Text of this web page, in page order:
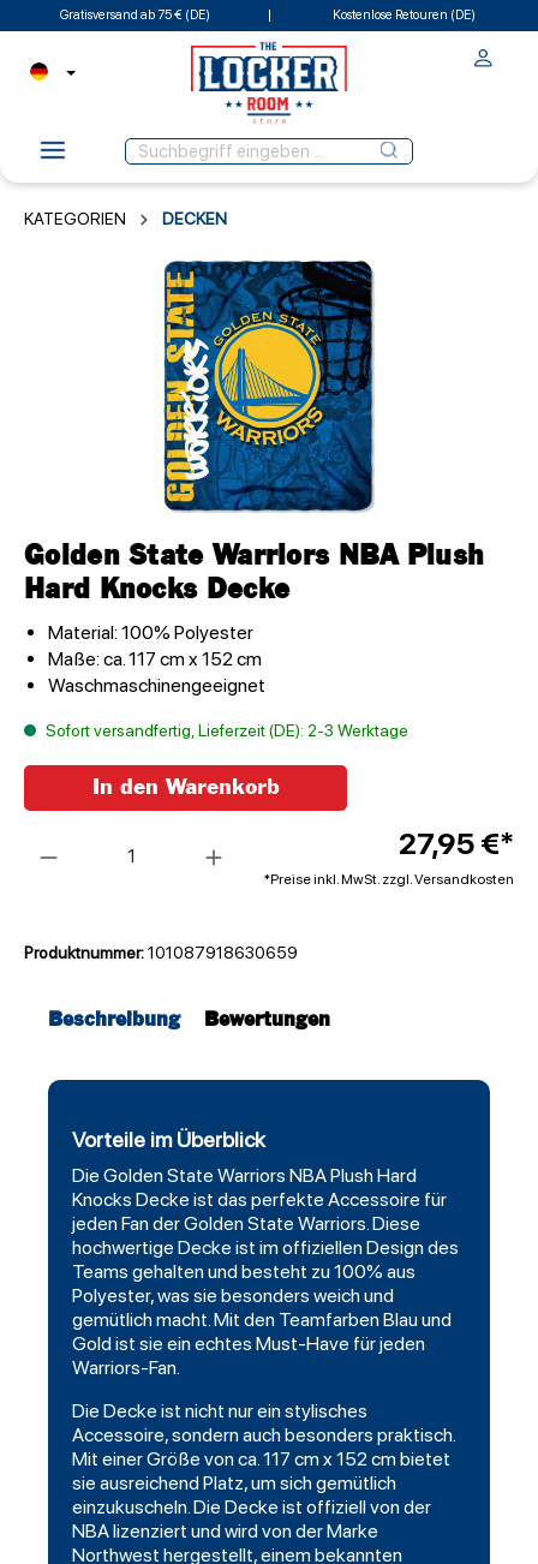
Gratisversand ab 75 € (DE) Kostenlose Retouren (DE)
KATEGORIEN DECKEN
Golden State Warriors NBA Plush
Hard Knocks Decke
Material: 100% Polyester
Maße: ca. 117 cm x 152 cm
Waschmaschinengeeignet
Sofort versandfertig, Lieferzeit (DE): 2-3 Werktage
27,95 €*
*Preise inkl. MwSt. zzgl. Versandkosten
In den Warenkorb
Produktnummer:101087918630659
Beschreibung Bewertungen
Vorteile im Überblick
Die Golden State Warriors NBA Plush Hard
Knocks Decke ist das perfekte Accessoire für
jeden Fan der Golden State Warriors. Diese
hochwertige Decke ist im offiziellen Design des
Teams gehalten und besteht zu 100% aus
Polyester, was sie besonders weich und
gemütlich macht. Mit den Teamfarben Blau und
Gold ist sie ein echtes Must-Have für jeden
Warriors-Fan.
Die Decke ist nicht nur ein stylisches
Accessoire, sondern auch besonders praktisch.
Mit einer Größe von ca. 117 cm x 152 cm bietet
sie ausreichend Platz, um sich gemütlich
einzukuscheln. Die Decke ist offiziell von der
NBA lizenziert und wird von der Marke
Northwest hergestellt, einem bekannten